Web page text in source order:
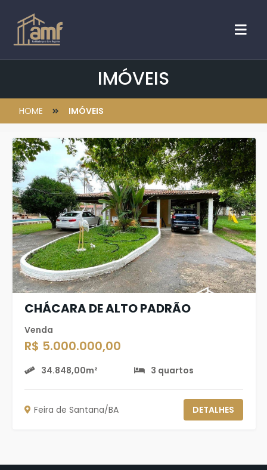
IMÓVEIS
HOME IMÓVEIS
CHÁCARA DE ALTO PADRÃO
Venda
R$ 5.000.000,00
34.848,00m² 3 quartos
Feira de Santana/BA DETALHES